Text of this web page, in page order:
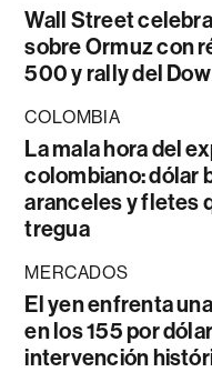
Wall Street
sobre Ormuz con
500 y rally del
COLOMBIA
La mala hora del
colombiano: dólar
aranceles y fletes
tregua
MERCADOS
El yen enfrenta
en los 155 por
intervención